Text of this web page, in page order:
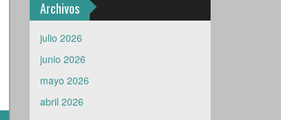
Archivos
julio 2026
junio 2026
mayo 2026
abril 2026